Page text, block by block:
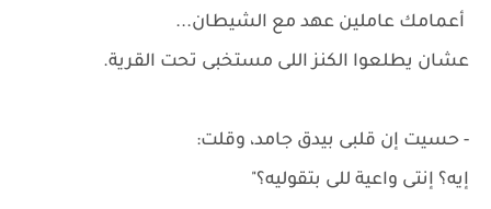
أعمامك عاملين عهد مع الشيطان...
عشان يطلعوا الكنز اللى مستخبى تحت القرية.
- حسيت إن قلبى بيدق جامد، وقلت:
إيه؟ إنتى واعية للى بتقوليه؟"